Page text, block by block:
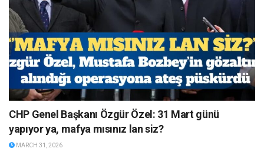
CHP Genel Başkanı Özgür Özel: 31 Mart günü
yapıyor ya, mafya mısınız lan siz?
MARCH 31, 2026